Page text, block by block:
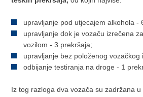
upravljanje pod utjecajem alkohola -
upravljanje dok je vozaču izrečena
vozilom - 3 prekršaja;
upravljanje bez položenog vozačkog
odbijanje testiranja na droge - 1
Iz tog razloga dva vozača su zadržana u